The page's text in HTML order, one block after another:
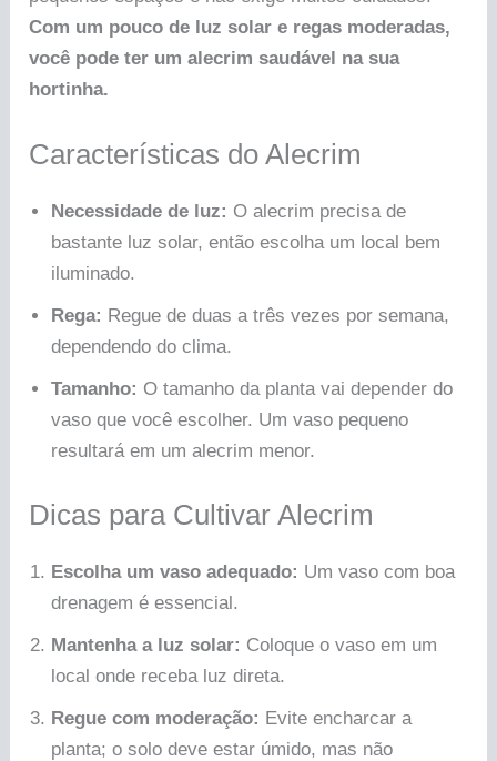
Com um pouco de luz solar e regas moderadas,
você pode ter um alecrim saudável na sua
hortinha.
Características do Alecrim
Necessidade de luz: O alecrim precisa de
bastante luz solar, então escolha um local bem
iluminado.
Rega: Regue de duas a três vezes por semana,
dependendo do clima.
Tamanho: O tamanho da planta vai depender do
vaso que você escolher. Um vaso pequeno
resultará em um alecrim menor.
Dicas para Cultivar Alecrim
Escolha um vaso adequado: Um vaso com boa
drenagem é essencial.
Mantenha a luz solar: Coloque o vaso em um
local onde receba luz direta.
Regue com moderação: Evite encharcar a
planta; o solo deve estar úmido, mas não